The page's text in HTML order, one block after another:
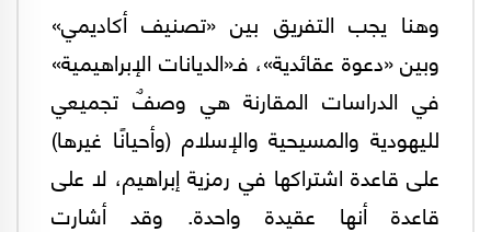
وهنا يجب التفريق بين «تصنيف أكاديمي»
وبين «دعوة عقائدية»، فـ«الديانات الإبراهيمية»
في الدراسات المقارنة هي وصفٌ تجميعي
لليهودية والمسيحية والإسلام (وأحيانًا غيرها)
على قاعدة اشتراكها في رمزية إبراهيم، لا على
قاعدة أنها عقيدة واحدة. وقد أشارت